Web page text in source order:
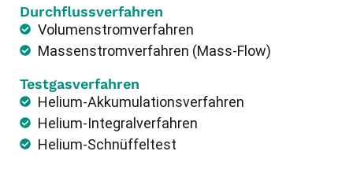
Durchflussverfahren
Volumenstromverfahren
Massenstromverfahren (Mass-Flow)
Testgasverfahren
Helium-Akkumulationsverfahren
Helium-Integralverfahren
Helium-Schnüffeltest